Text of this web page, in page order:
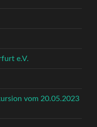
e.V.
vom 20.05.2023